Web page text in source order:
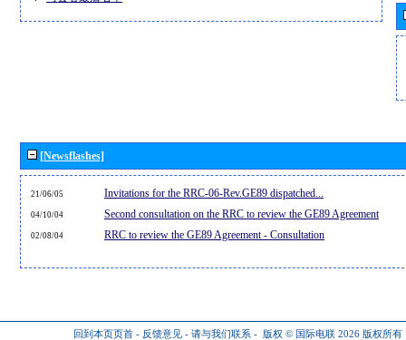
[Newsflashes]
21/06/05 Invitations for the RRC-06-Rev.GE89 dispatched...
04/10/04 Second consultation on the RRC to review the GE89 Agreement
02/08/04 RRC to review the GE89 Agreement - Consultation
回到本页页首 - 反馈意见 - 请与我们联系 - 版权 © 国际电联 2026 版权所有